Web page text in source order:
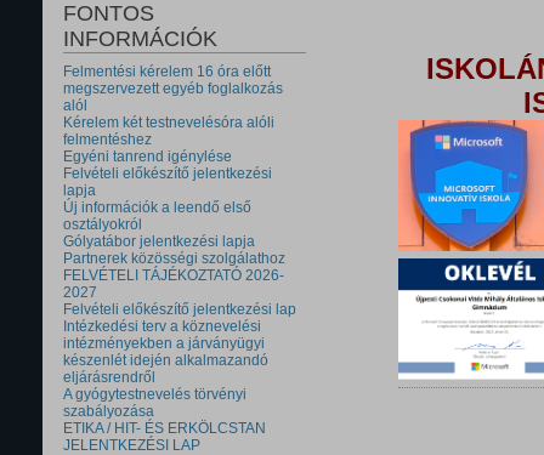
FONTOS
INFORMÁCIÓK
Felmentési kérelem 16 óra előtt
megszervezett egyéb foglalkozás
alól
Kérelem két testnevelésóra alóli
felmentéshez
Egyéni tanrend igénylése
Felvételi előkészítő jelentkezési
lapja
Új információk a leendő első
osztályokról
Gólyatábor jelentkezési lapja
Partnerek közösségi szolgálathoz
FELVÉTELI TÁJÉKOZTATÓ 2026-
2027
Felvételi előkészítő jelentkezési lap
Intézkedési terv a köznevelési
intézményekben a járványügyi
készenlét idején alkalmazandó
eljárásrendről
A gyógytestnevelés törvényi
szabályozása
ETIKA / HIT- ÉS ERKÖLCSTAN
JELENTKEZÉSI LAP